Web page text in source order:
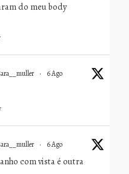
do meu body
· 6 Ago
· 6 Ago
com vista é outra